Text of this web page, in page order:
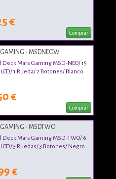
€
Comprar
- MSDNEOW
Deck Mars Gaming MSD-NEO/ 15
1 Rueda/ 2 Botones/ Blanco
€
Comprar
- MSDTWO
Deck Mars Gaming MSD-TWO/ 6
3 Ruedas/ 3 Botones/ Negro
€